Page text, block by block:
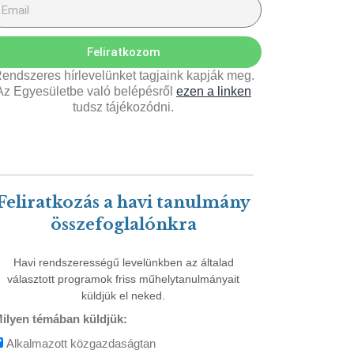
Feliratkozom
hírlevelünket tagjaink kapják meg.
Egyesületbe való belépésről ezen a linken
tudsz tájékozódni.
a havi tanulmány
összefoglalónkra
Havi rendszerességű levelünkben az általad
választott programok friss műhelytanulmányait
küldjük el neked.
témában küldjük:
Alkalmazott közgazdaságtan